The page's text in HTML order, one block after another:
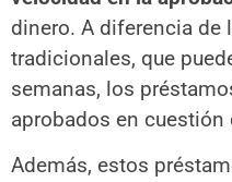
dinero. A diferencia de
tradicionales, que
semanas, los
aprobados en cuestión
Además, estos